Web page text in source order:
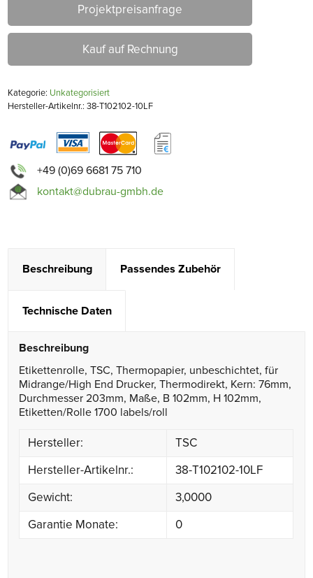
Projektpreisanfrage
Kauf auf Rechnung
Kategorie: Unkategorisiert
Hersteller-Artikelnr.: 38-T102102-10LF
+49 (0)69 6681 75 710
kontakt@dubrau-gmbh.de
Beschreibung Passendes Zubehör
Technische Daten
Beschreibung
Etikettenrolle, TSC, Thermopapier, unbeschichtet, für
Midrange/High End Drucker, Thermodirekt, Kern: 76mm,
Durchmesser 203mm, Maße, B 102mm, H 102mm,
Etiketten/Rolle 1700 labels/roll
Hersteller:
TSC
Hersteller-Artikelnr.:
38-T102102-10LF
Gewicht:
3,0000
Garantie Monate:
0